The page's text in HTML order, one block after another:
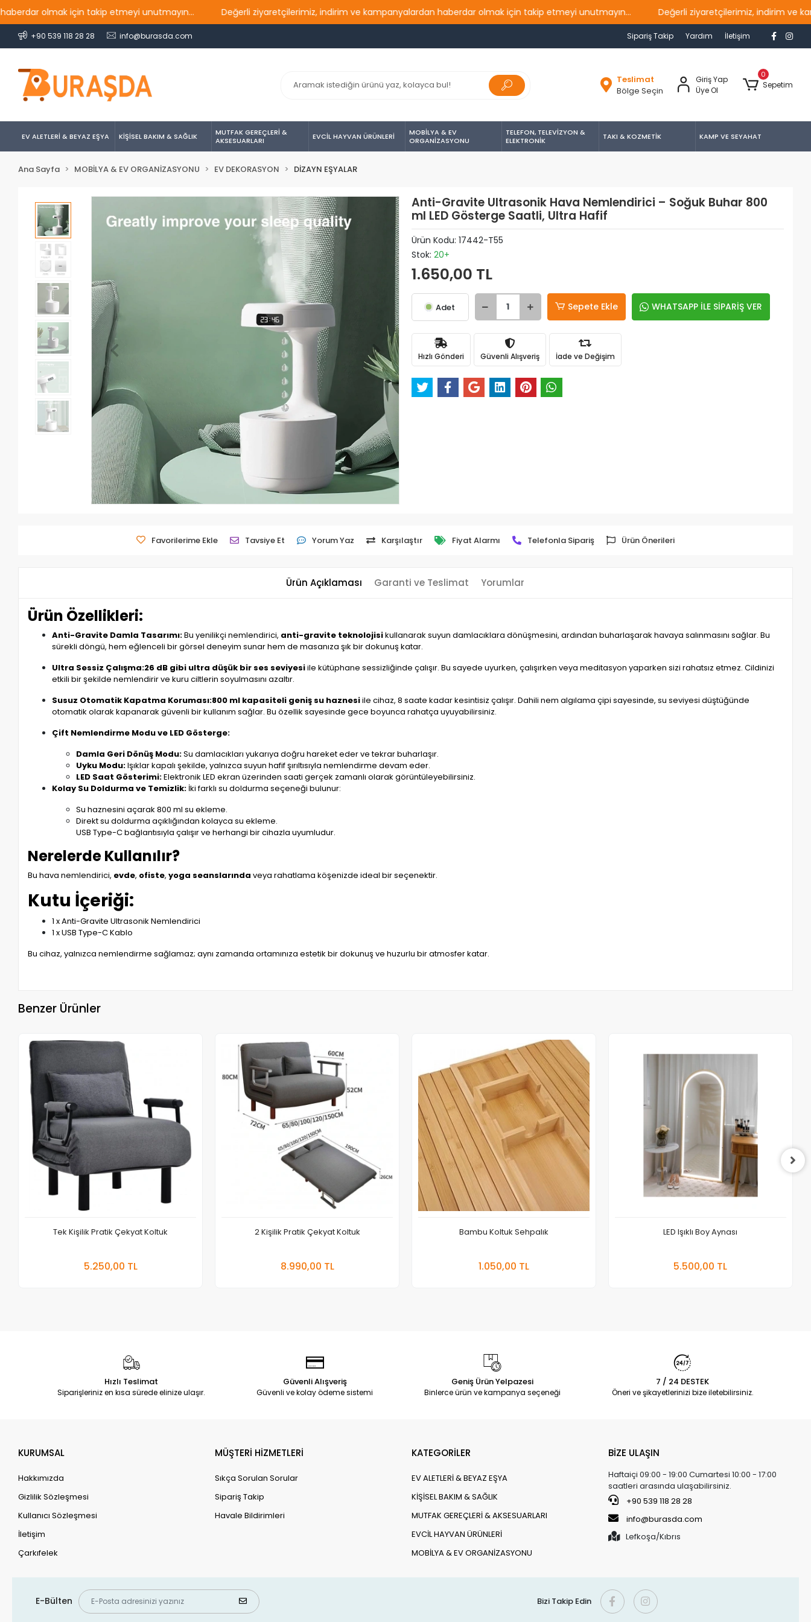
için takip etmeyi unutmayın... Değerli ziyaretçilerimiz, indirim ve kampanyalardan haberdar olmak için takip etmeyi unutmayın... Değerli ziyaretçilerimiz, indirim ve
+90 539 118 28 28 info@burasda.com Sipariş Takip Yardım İletişim
Teslimat
Bölge Seçin
Giriş Yap
Üye Ol
0
Sepetim
EV ALETLERİ & BEYAZ EŞYA KİŞİSEL BAKIM & SAĞLIK
MUTFAK GEREÇLERİ &
AKSESUARLARI
EVCİL HAYVAN ÜRÜNLERİ
MOBİLYA & EV
ORGANİZASYONU
TELEFON, TELEVİZYON &
ELEKTRONİK
TAKI & KOZMETİK KAMP VE SEYAHAT
Ana Sayfa MOBİLYA & EV ORGANİZASYONU EV DEKORASYON DİZAYN EŞYALAR
Anti-Gravite Ultrasonik Hava Nemlendirici – Soğuk Buhar 800
ml LED Gösterge Saatli, Ultra Hafif
Ürün Kodu: 17442-T55
Stok: 20+
1.650,00 TL
Adet Sepete Ekle WHATSAPP İLE SİPARİŞ VER
Hızlı Gönderi Güvenli Alışveriş İade ve Değişim
Favorilerime Ekle Tavsiye Et Yorum Yaz Karşılaştır Fiyat Alarmı Telefonla Sipariş Ürün Önerileri
Ürün Açıklaması Garanti ve Teslimat Yorumlar
Ürün Özellikleri:
Anti-Gravite Damla Tasarımı:Bu yenilikçi nemlendirici, anti-gravite teknolojisikullanarak suyun damlacıklara dönüşmesini, ardından buharlaşarak havaya salınmasını sağlar. Bu
sürekli döngü, hem eğlenceli bir görsel deneyim sunar hem de masanıza şık bir dokunuş katar.
Ultra Sessiz Çalışma:26 dB gibi ultra düşük bir ses seviyesiile kütüphane sessizliğinde çalışır. Bu sayede uyurken, çalışırken veya meditasyon yaparken sizi rahatsız etmez. Cildinizi
etkili bir şekilde nemlendirir ve kuru ciltlerin soyulmasını azaltır.
Susuz Otomatik Kapatma Koruması:800 ml kapasiteli geniş su haznesiile cihaz, 8 saate kadar kesintisiz çalışır. Dahili nem algılama çipi sayesinde, su seviyesi düştüğünde
otomatik olarak kapanarak güvenli bir kullanım sağlar. Bu özellik sayesinde gece boyunca rahatça uyuyabilirsiniz.
Çift Nemlendirme Modu ve LED Gösterge:
Damla Geri Dönüş Modu:Su damlacıkları yukarıya doğru hareket eder ve tekrar buharlaşır.
Uyku Modu:Işıklar kapalı şekilde, yalnızca suyun hafif şırıltısıyla nemlendirme devam eder.
LED Saat Gösterimi:Elektronik LED ekran üzerinden saati gerçek zamanlı olarak görüntüleyebilirsiniz.
Kolay Su Doldurma ve Temizlik: İki farklı su doldurma seçeneği bulunur:
Su haznesini açarak 800 ml su ekleme.
Direkt su doldurma açıklığından kolayca su ekleme.
USB Type-C bağlantısıyla çalışır ve herhangi bir cihazla uyumludur.
Nerelerde Kullanılır?
Bu hava nemlendirici, evde, ofiste,yoga seanslarında veya rahatlama köşenizde ideal bir seçenektir.
Kutu İçeriği:
1 x Anti-Gravite Ultrasonik Nemlendirici
1 x USB Type-C Kablo
Bu cihaz, yalnızca nemlendirme sağlamaz; aynı zamanda ortamınıza estetik bir dokunuş ve huzurlu bir atmosfer katar.
Benzer Ürünler
Tek Kişilik Pratik Çekyat Koltuk
5.250,00 TL
2 Kişilik Pratik Çekyat Koltuk
8.990,00 TL
Bambu Koltuk Sehpalık
1.050,00 TL
LED Işıklı Boy Aynası
5.500,00 TL
Hızlı Teslimat
Siparişleriniz en kısa sürede elinize ulaşır.
Güvenli Alışveriş
Güvenli ve kolay ödeme sistemi
Geniş Ürün Yelpazesi
Binlerce ürün ve kampanya seçeneği
7 / 24 DESTEK
Öneri ve şikayetlerinizi bize iletebilirsiniz.
KURUMSAL
Hakkımızda
Gizlilik Sözleşmesi
Kullanıcı Sözleşmesi
İletişim
Çarkıfelek
MÜŞTERİ HİZMETLERİ
Sıkça Sorulan Sorular
Sipariş Takip
Havale Bildirimleri
KATEGORİLER
EV ALETLERİ & BEYAZ EŞYA
KİŞİSEL BAKIM & SAĞLIK
MUTFAK GEREÇLERİ & AKSESUARLARI
EVCİL HAYVAN ÜRÜNLERİ
MOBİLYA & EV ORGANİZASYONU
BİZE ULAŞIN
Haftaiçi 09:00 - 19:00 Cumartesi 10:00 - 17:00
saatleri arasında ulaşabilirsiniz.
+90 539 118 28 28
info@burasda.com
Lefkoşa/Kıbrıs
E-Bülten Bizi Takip Edin